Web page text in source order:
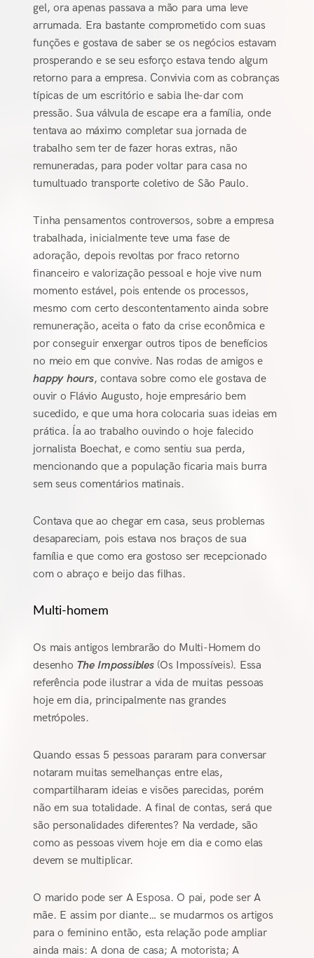
gel, ora apenas passava a mão para uma leve
arrumada. Era bastante comprometido com suas
funções e gostava de saber se os negócios estavam
prosperando e se seu esforço estava tendo algum
retorno para a empresa. Convivia com as cobranças
típicas de um escritório e sabia lhe-dar com
pressão. Sua válvula de escape era a família, onde
tentava ao máximo completar sua jornada de
trabalho sem ter de fazer horas extras, não
remuneradas, para poder voltar para casa no
tumultuado transporte coletivo de São Paulo.
Tinha pensamentos controversos, sobre a empresa
trabalhada, inicialmente teve uma fase de
adoração, depois revoltas por fraco retorno
financeiro e valorização pessoal e hoje vive num
momento estável, pois entende os processos,
mesmo com certo descontentamento ainda sobre
remuneração, aceita o fato da crise econômica e
por conseguir enxergar outros tipos de benefícios
no meio em que convive. Nas rodas de amigos e
happy hours, contava sobre como ele gostava de
ouvir o Flávio Augusto, hoje empresário bem
sucedido, e que uma hora colocaria suas ideias em
prática. Ía ao trabalho ouvindo o hoje falecido
jornalista Boechat, e como sentiu sua perda,
mencionando que a população ficaria mais burra
sem seus comentários matinais.
Contava que ao chegar em casa, seus problemas
desapareciam, pois estava nos braços de sua
família e que como era gostoso ser recepcionado
com o abraço e beijo das filhas.
Multi-homem
Os mais antigos lembrarão do Multi-Homem do
desenho The Impossibles(Os Impossíveis). Essa
referência pode ilustrar a vida de muitas pessoas
hoje em dia, principalmente nas grandes
metrópoles.
Quando essas 5 pessoas pararam para conversar
notaram muitas semelhanças entre elas,
compartilharam ideias e visões parecidas, porém
não em sua totalidade. A final de contas, será que
são personalidades diferentes? Na verdade, são
como as pessoas vivem hoje em dia e como elas
devem se multiplicar.
O marido pode ser A Esposa. O pai, pode ser A
mãe. E assim por diante… se mudarmos os artigos
para o feminino então, esta relação pode ampliar
ainda mais: A dona de casa; A motorista; A